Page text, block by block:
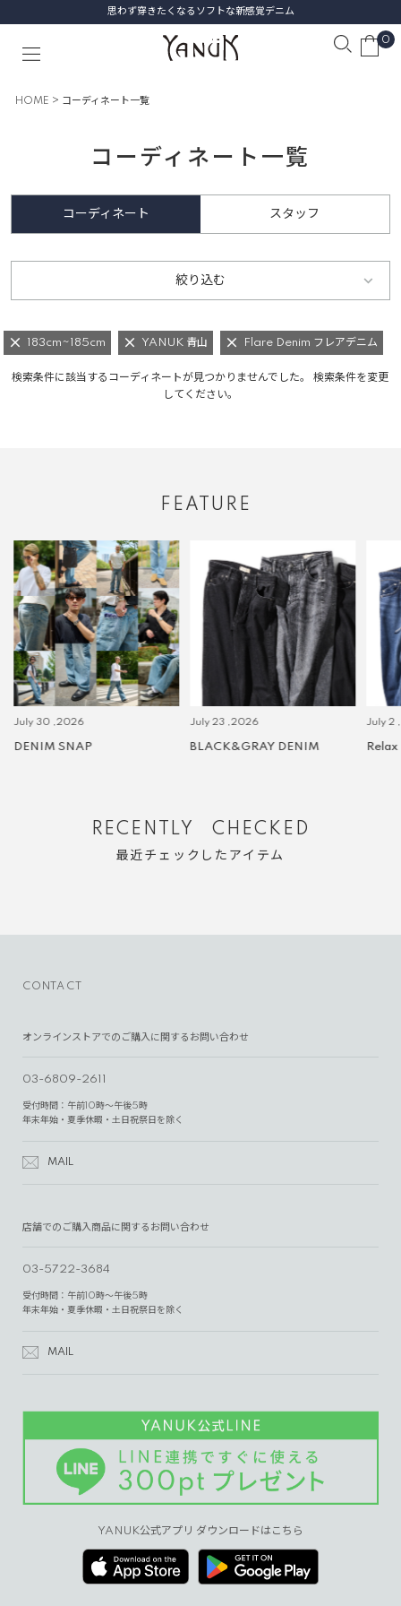
思わず穿きたくなるソフトな新感覚デニム
0
HOME コーディネート一覧
コーディネート一覧
コーディネート スタッフ
絞り込む
183cm~185cm YANUK 青山 Flare Denim フレアデニム
検索条件に該当するコーディネートが見つかりませんでした。 検索条件を変更
してください。
FEATURE
July 30 ,2026
DENIM SNAP
July 23 ,2026
BLACK&GRAY DENIM
July 2
Relax
RECENTLY CHECKED
最近チェックしたアイテム
CONTACT
オンラインストアでのご購入に関するお問い合わせ
03-6809-2611
受付時間：午前10時～午後5時
年末年始・夏季休暇・土日祝祭日を除く
MAIL
店舗でのご購入商品に関するお問い合わせ
03-5722-3684
受付時間：午前10時～午後5時
年末年始・夏季休暇・土日祝祭日を除く
MAIL
YANUK公式アプリ ダウンロードはこちら